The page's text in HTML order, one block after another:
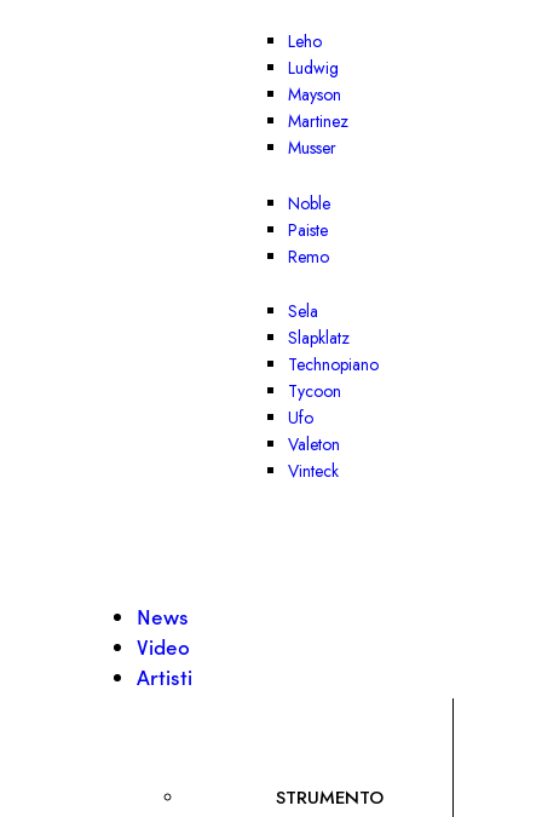
Leho
Ludwig
Mayson
Martinez
Musser
Noble
Paiste
Remo
Sela
Slapklatz
Technopiano
Tycoon
Ufo
Valeton
Vinteck
News
Video
Artisti
STRUMENTO